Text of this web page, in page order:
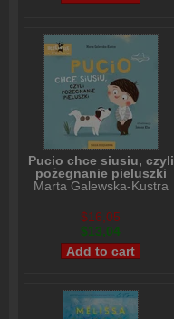
Pucio chce siusiu, czyli
pożegnanie pieluszki
Marta Galewska-Kustra
$16,05
$13,04